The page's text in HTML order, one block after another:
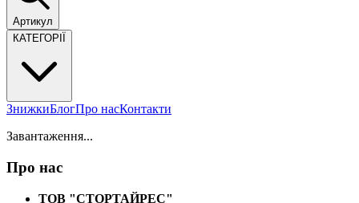
Артикул
КАТЕГОРІЇ
ЗнижкиБлогПро насКонтакти
Завантаження...
Про нас
ТОВ "СТОРТАЙРЕС"